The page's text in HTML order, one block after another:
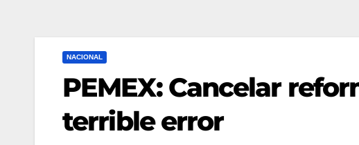
NACIONAL
PEMEX: Cancelar
terrible error